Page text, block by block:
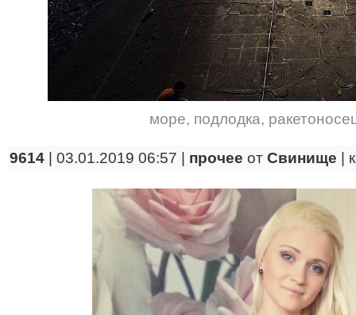
море, подлодка,
9614 | 03.01.2019 06:57 | прочее от Свинище